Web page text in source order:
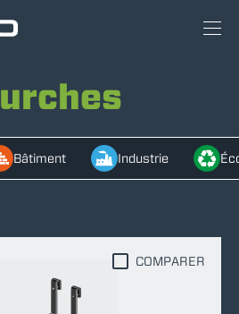
Bâtiment Industrie
COMPARER